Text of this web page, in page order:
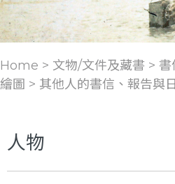
Home > 文物/文件及藏書 > 書
繪圖 > 其他人的書信、報告與
人物